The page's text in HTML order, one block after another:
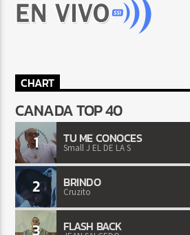
CHART
CANADA TOP 40
1 TU ME CONOCES
Small J EL DE LA S
2 BRINDO
Cruzito
3 FLASH BACK